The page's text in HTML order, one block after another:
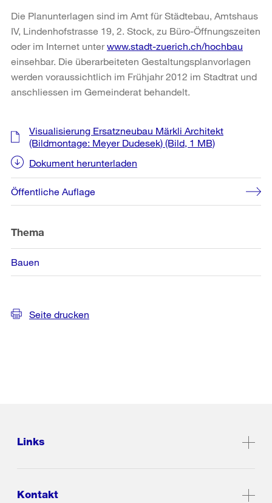
Die Planunterlagen sind im Amt für Städtebau, Amtshaus
IV, Lindenhofstrasse 19, 2. Stock, zu Büro-Öffnungszeiten
oder im Internet unterwww.stadt-zuerich.ch/hochbau
einsehbar. Die überarbeiteten Gestaltungsplanvorlagen
werden voraussichtlich im Frühjahr 2012 im Stadtrat und
anschliessen im Gemeinderat behandelt.
Weitere
Informationen
Visualisierung Ersatzneubau Märkli Architekt
(Bildmontage: Meyer Dudesek) (Bild, 1 MB)
Dokument herunterladen
Öffentliche Auflage
Thema
Bauen
Seite drucken
Links
Kontakt